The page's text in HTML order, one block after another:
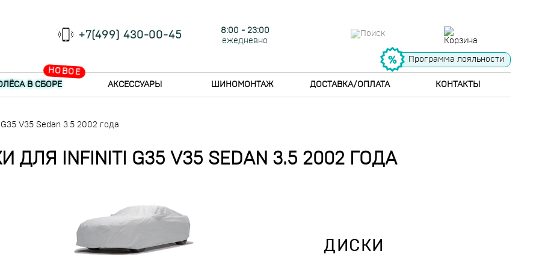
+7(499) 430-00-45
8:00 - 23:00
ежедневно
Программа лояльности
НОВОЕ
В СБОРЕ АКСЕССУАРЫ ШИНОМОНТАЖ ДОСТАВКА/ОПЛАТА КОНТАКТЫ
V35 Sedan 3.5 2002 года
INFINITI G35 V35 SEDAN 3.5 2002 ГОДА
ДИСКИ